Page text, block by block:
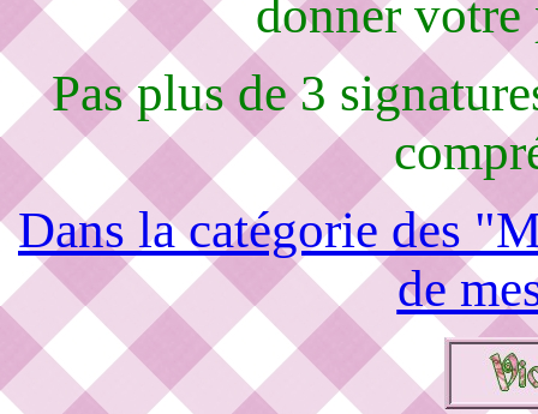
donner votre
Pas plus de 3
Dans la catégorie des
de